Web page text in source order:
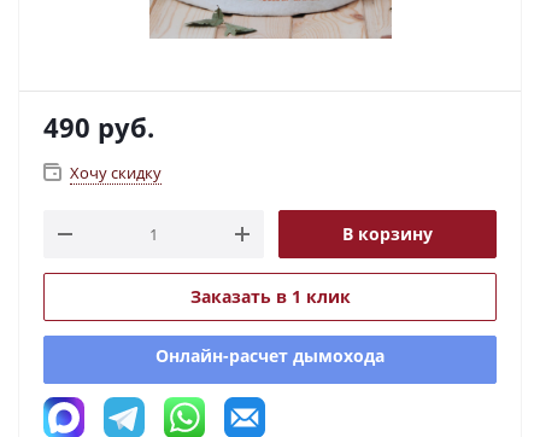
490 руб.
Хочу скидку
В корзину
Заказать в 1 клик
Онлайн-расчет дымохода